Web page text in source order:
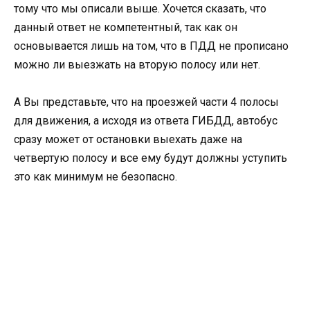
тому что мы описали выше. Хочется сказать, что
данный ответ не компетентный, так как он
основывается лишь на том, что в ПДД не прописано
можно ли выезжать на вторую полосу или нет.
А Вы представьте, что на проезжей части 4 полосы
для движения, а исходя из ответа ГИБДД, автобус
сразу может от остановки выехать даже на
четвертую полосу и все ему будут должны уступить
это как минимум не безопасно.